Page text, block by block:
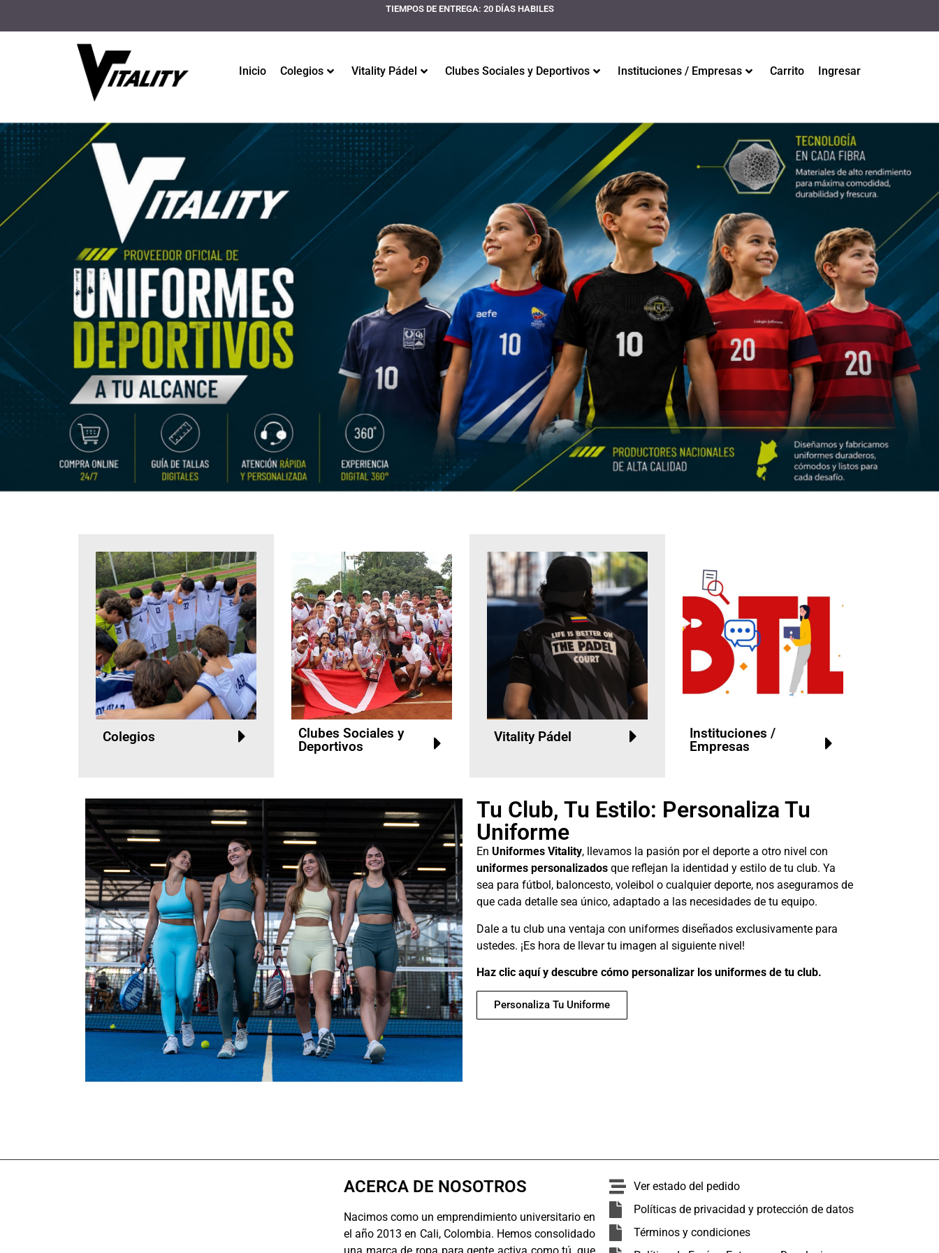
TIEMPOS DE ENTREGA: 20 DÍAS HABILES
Inicio Colegios Vitality Pádel Clubes Sociales y Deportivos Instituciones / Empresas Carrito Ingresar
Colegios
Clubes Sociales y
Deportivos
Vitality Pádel
Instituciones /
Empresas
Tu Club, Tu Estilo: Personaliza Tu
Uniforme
En Uniformes Vitality, llevamos la pasión por el deporte a otro nivel con
uniformes personalizados que reflejan la identidad y estilo de tu club. Ya
sea para fútbol, baloncesto, voleibol o cualquier deporte, nos aseguramos de
que cada detalle sea único, adaptado a las necesidades de tu equipo.
Dale a tu club una ventaja con uniformes diseñados exclusivamente para
ustedes. ¡Es hora de llevar tu imagen al siguiente nivel!
Haz clic aquí y descubre cómo personalizar los uniformes de tu club.
Personaliza Tu Uniforme
ACERCA DE NOSOTROS
Nacimos como un emprendimiento universitario en
el año 2013 en Cali, Colombia. Hemos consolidado
Ver estado del pedido
Políticas de privacidad y protección de datos
Términos y condiciones